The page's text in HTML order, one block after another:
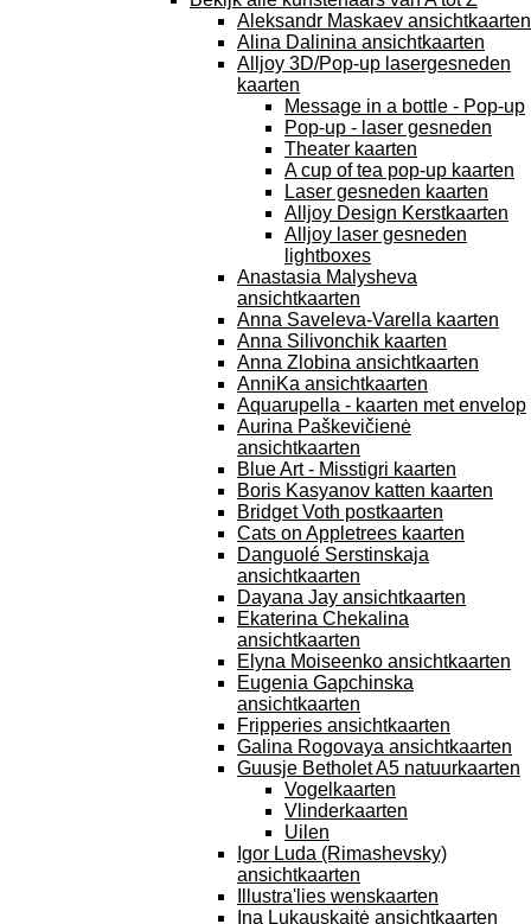
Aleksandr Maskaev ansichtkaarten
Alina Dalinina ansichtkaarten
Alljoy 3D/Pop-up lasergesneden
kaarten
Message in a bottle - Pop-up
Pop-up - laser gesneden
Theater kaarten
A cup of tea pop-up kaarten
Laser gesneden kaarten
Alljoy Design Kerstkaarten
Alljoy laser gesneden
lightboxes
Anastasia Malysheva
ansichtkaarten
Anna Saveleva-Varella kaarten
Anna Silivonchik kaarten
Anna Zlobina ansichtkaarten
AnniKa ansichtkaarten
Aquarupella - kaarten met envelop
Aurina Paškevičienė
ansichtkaarten
Blue Art - Misstigri kaarten
Boris Kasyanov katten kaarten
Bridget Voth postkaarten
Cats on Appletrees kaarten
Danguolé Serstinskaja
ansichtkaarten
Dayana Jay ansichtkaarten
Ekaterina Chekalina
ansichtkaarten
Elyna Moiseenko ansichtkaarten
Eugenia Gapchinska
ansichtkaarten
Fripperies ansichtkaarten
Galina Rogovaya ansichtkaarten
Guusje Betholet A5 natuurkaarten
Vogelkaarten
Vlinderkaarten
Uilen
Igor Luda (Rimashevsky)
ansichtkaarten
Illustra'lies wenskaarten
Ina Lukauskaitė ansichtkaarten